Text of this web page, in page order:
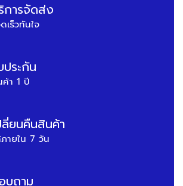
การจัดส่ง
เร็วทันใจ
ประกัน
ค้า 1 ปี
ลี่ยนคืนสินค้า
ายใน 7 วัน
บถาม